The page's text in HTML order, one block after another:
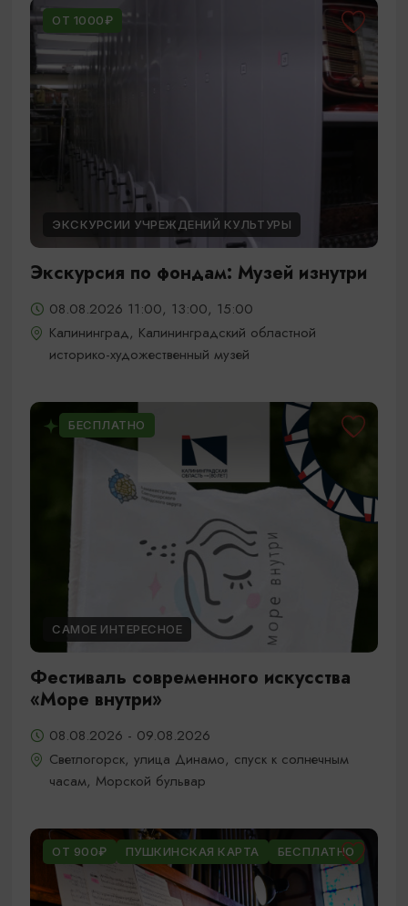
ОТ 1000₽
ЭКСКУРСИИ УЧРЕЖДЕНИЙ КУЛЬТУРЫ
Экскурсия по фондам: Музей изнутри
08.08.2026 11:00, 13:00, 15:00
Калининград, Калининградский областной
историко-художественный музей
БЕСПЛАТНО
САМОЕ ИНТЕРЕСНОЕ
Фестиваль современного искусства
«Море внутри»
08.08.2026 - 09.08.2026
Светлогорск, улица Динамо, спуск к солнечным
часам, Морской бульвар
ОТ 900₽ ПУШКИНСКАЯ КАРТА БЕСПЛАТНО